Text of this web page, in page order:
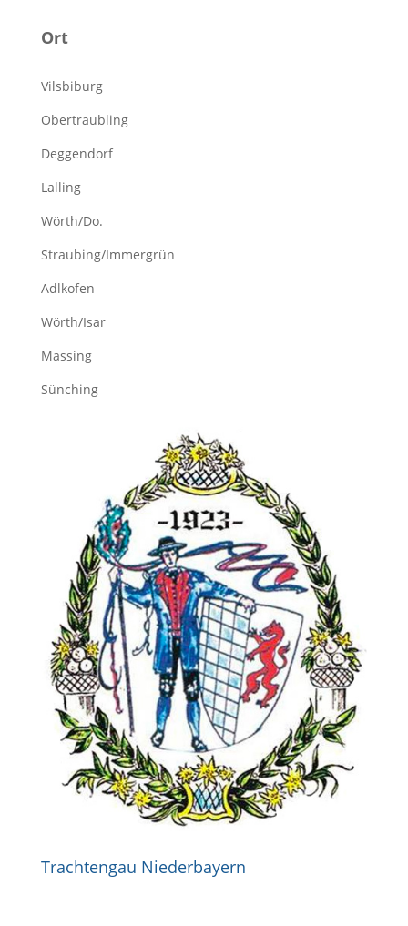
Ort
Vilsbiburg
Obertraubling
Deggendorf
Lalling
Wörth/Do.
Straubing/Immergrün
Adlkofen
Wörth/Isar
Massing
Sünching
Trachtengau Niederbayern